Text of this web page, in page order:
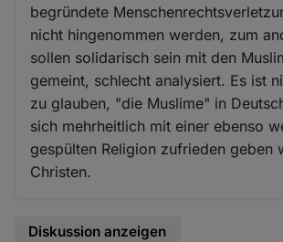
begründete
nicht hingenommen werden, zum
sollen solidarisch sein mit den
gemeint, schlecht analysiert. Es ist
zu glauben, "die Muslime" in
sich mehrheitlich mit einer ebenso
gespülten Religion zufrieden geben
Christen.
Diskussion anzeigen